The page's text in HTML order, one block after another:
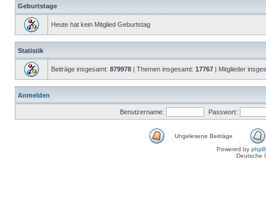
Geburtstage
Heute hat kein Mitglied Geburtstag
Statistik
Beiträge insgesamt: 879978 | Themen insgesamt: 17767 | Mitglieder
Anmelden
Benutzername: Passwort:
Ungelesene Beiträge
Powered by
Deutsche